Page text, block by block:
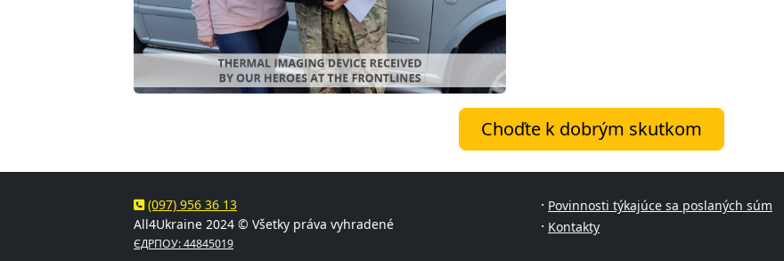
Choďte k dobrým skutkom
(097) 956 36 13
All4Ukraine 2024 © Všetky práva vyhradené
ЄДРПОУ: 44845019
· Povinnosti týkajúce sa poslaných súm
· Kontakty